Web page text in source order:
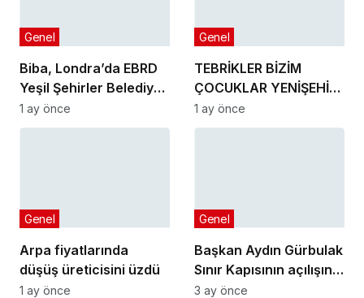
Biba, Londra’da EBRD
Yeşil Şehirler Belediye
Başkanları
Toplantısı’na katıldı
Genel
1 ay önce
TEBRİKLER BİZİM
ÇOCUKLAR YENİŞEHİR’İ
MAKEDONYA’DA
GURURLA TEMSİL
Genel
1 ay önce
Arpa fiyatlarında
düşüş üreticisini üzdü
Genel
1 ay önce
Başkan Aydın Gürbulak
Sınır Kapısının açılışına
katıldı
Genel
3 ay önce